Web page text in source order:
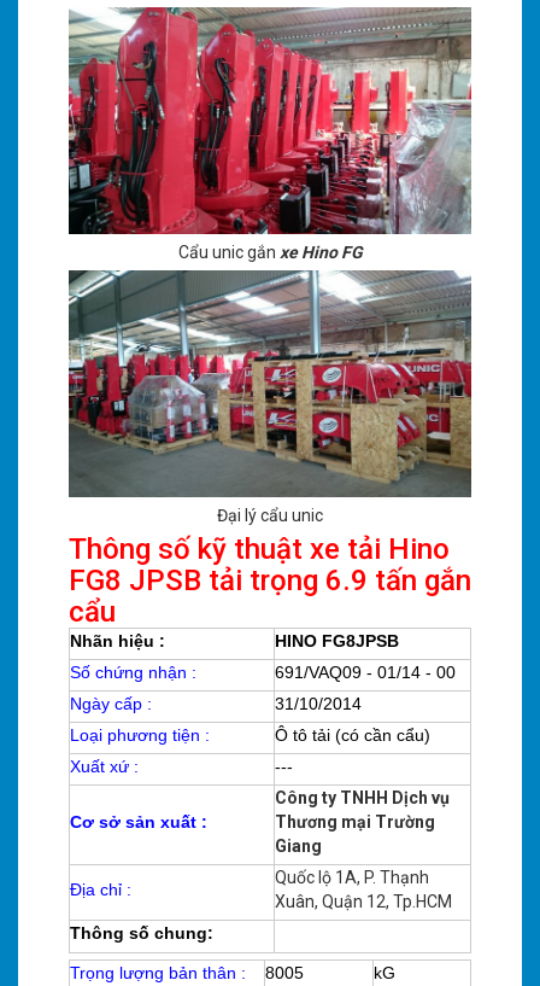
Cẩu unic gắn xe Hino FG
Đại lý cẩu unic
Thông số kỹ thuật xe tải Hino
FG8 JPSB tải trọng 6.9 tấn gắn
cẩu
Nhãn hiệu :
HINO FG8JPSB
Số chứng nhận :
691/VAQ09 - 01/14 - 00
Ngày cấp :
31/10/2014
Loại phương tiện :
Ô tô tải (có cần cẩu)
Xuất xứ :
---
Cơ sở sản xuất :
Công ty TNHH Dịch vụ
Thương mại Trường
Giang
Địa chỉ :
Quốc lộ 1A, P. Thạnh
Xuân, Quận 12, Tp.HCM
Thông số chung:
Trọng lượng bản thân : 8005 kG